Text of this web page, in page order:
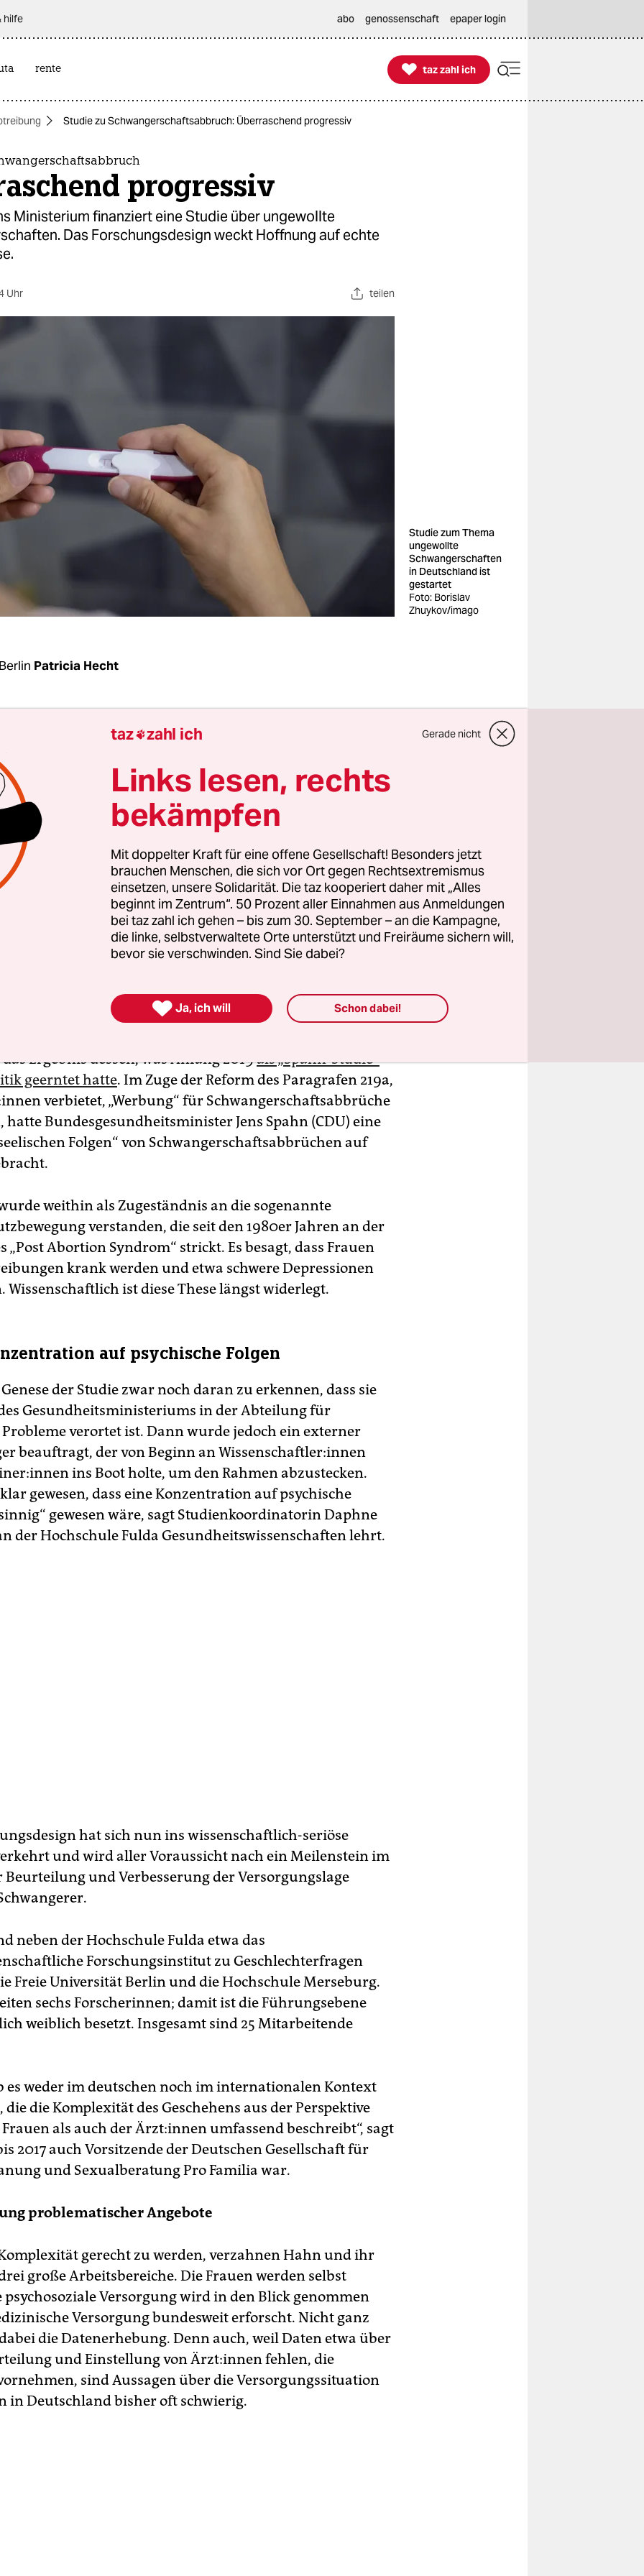
hilfe abo genossenschaft epaper login
rente 
taz zahl ich
taz zahl ich
Studie zu Schwangerschaftsabbruch: Überraschend progressiv
progressiv
Ministerium finanziert eine Studie über ungewollte
Das Forschungsdesign weckt Hoffnung auf echte
Uhr teilen
­Studie zum Thema
ungewollte
Schwangerschaften
in Deutschland ist
gestartet
Foto: Borislav
Zhuykov/imago
Patricia Hecht
­Studie zum Thema
in Deutschland ist gestartet. Ein Team aus
von sechs Hochschulen und Instituten
bis Ende Oktober 2023, wie Frauen hierzulande ungewollte
erleben und verarbeiten.
und Lebenslagen ungewollt Schwangerer –
Beratung und Versorgung (Elsa)“ will zudem erforschen,
medizinische und psychosoziale Versorgung von
bedarfsgerecht weiterentwickeln lässt. Im
sind neben medizinischen Ex­per­t:in­nen auch
und Beratungsverbände vertreten. Das
das Ergebnis dessen, was Anfang 2019als „Spahn-Studie“
geerntet hatte. Im Zuge der Reform des Paragrafen 219a,
verbietet, „Werbung“ für Schwangerschaftsabbrüche
hatte Bundesgesundheitsminister Jens Spahn (CDU) eine
Folgen“ von Schwangerschaftsabbrüchen auf
weithin als Zugeständnis an die sogenannte
verstanden, die seit den 1980er Jahren an der
„Post Abortion Syndrom“ strickt. Es besagt, dass Frauen
krank werden und etwa schwere Depressionen
Wissenschaftlich ist diese These längst widerlegt.
auf psychische Folgen
der Studie zwar noch daran zu erkennen, dass sie
Gesundheitsministeriums in der Abteilung für
Pro­bleme verortet ist. Dann wurde jedoch ein externer
beauftragt, der von Beginn an Wis­sen­schaft­le­r:in­nen
ins Boot holte, um den Rahmen abzustecken.
gewesen, dass eine Konzentration auf psychische
gewesen wäre, sagt Studienkoordinatorin Daphne
der Hochschule Fulda Gesundheitswissenschaften lehrt.
hat sich nun ins wissenschaftlich-seriöse
und wird aller Voraussicht nach ein Meilenstein im
Beurteilung und Verbesserung der Versorgungslage
neben der Hochschule Fulda etwa das
Forschungsinstitut zu Geschlechterfragen
Freie Universität Berlin und die Hochschule Merseburg.
sechs Forscherinnen; damit ist die Führungsebene
weiblich besetzt. Insgesamt sind 25 Mitarbeitende
es weder im deutschen noch im internationalen Kontext
die die Komplexität des Geschehens aus der Perspektive
als auch der Ärz­t:in­nen umfassend beschreibt“, sagt
2017 auch Vorsitzende der Deutschen Gesellschaft für
und Sexualberatung Pro Familia war.
problematischer Angebote
gerecht zu werden, verzahnen Hahn und ihr
große Arbeitsbereiche. Die Frauen werden selbst
psychosoziale Versorgung wird in den Blick genommen
Versorgung bundesweit erforscht. Nicht ganz
die Datenerhebung. Denn auch, weil Daten etwa über
und Einstellung von Ärz­t:in­nen fehlen, die
sind Aussagen über die Versorgungssituation
in Deutschland bisher oft schwierig.
taz zahl ich Gerade nicht
Links lesen, rechts
bekämpfen
Mit doppelter Kraft für eine offene Gesellschaft! Besonders jetzt
brauchen Menschen, die sich vor Ort gegen Rechtsextremismus
einsetzen, unsere Solidarität. Die taz kooperiert daher mit „Alles
beginnt im Zentrum“. 50 Prozent aller Einnahmen aus Anmeldungen
bei taz zahl ich gehen – bis zum 30. September – an die Kampagne,
die linke, selbstverwaltete Orte unterstützt und Freiräume sichern will,
bevor sie verschwinden. Sind Sie dabei?
 Ja, ich will Schon dabei!